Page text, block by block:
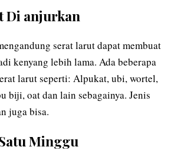
Di anjurkan
serat larut dapat membuat
kenyang lebih lama. Ada beberapa
larut seperti: Alpukat, ubi, wortel,
biji, oat dan lain sebagainya. Jenis
juga bisa.
Minggu